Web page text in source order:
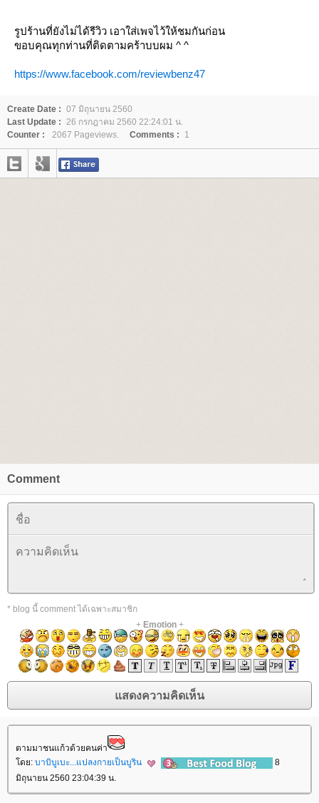
รูปร้านที่ยังไม่ได้รีวิว เอาใส่เพจไว้ให้ชมกันก่อน
ขอบคุณทุกท่านที่ติดตามคร้าบบผม ^ ^
https://www.facebook.com/reviewbenz47
Create Date : 07 มิถุนายน 2560
Last Update : 26 กรกฎาคม 2560 22:24:01 น.
Counter :
2067 Pageviews. Comments : 1
Comment
* blog นี้ comment ได้เฉพาะสมาชิก
+ Emotion+
ตามมาชนแก้วด้วยคนค่า
ดย: บาบิบูเบะ...แปลงกายเป็นบูริน
8
มิถุนายน 2560 23:04:39 น.